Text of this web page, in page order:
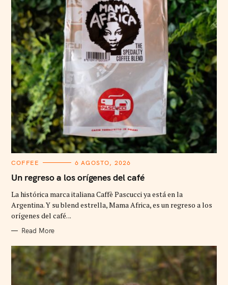
C
T
E
O
R
I
E
COFFEE 6 AGOSTO, 2026
Un regreso a los orígenes del café
La histórica marca italiana Caffè Pascucci ya está en la
Argentina. Y su blend estrella, Mama Africa, es un regreso a los
orígenes del café. ..
Read More